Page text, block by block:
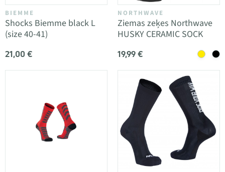
BIEMME
Shocks Biemme black L
(size 40-41)
21,00 €
NORTHWAVE
Ziemas zeķes Northwave
HUSKY CERAMIC SOCK
19,99 €